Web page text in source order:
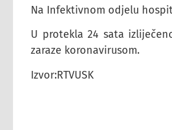
Na Infektivnom odjelu
U protekla 24 sata
zaraze koronavirusom.
Izvor:RTVUSK